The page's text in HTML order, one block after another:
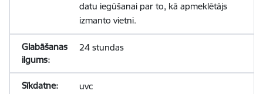
datu iegūšanai par to, kā apmeklētājs
izmanto vietni.
24 stundas
uvc